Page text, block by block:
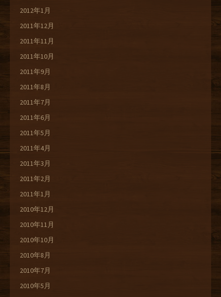
2012年1月
2011年12月
2011年11月
2011年10月
2011年9月
2011年8月
2011年7月
2011年6月
2011年5月
2011年4月
2011年3月
2011年2月
2011年1月
2010年12月
2010年11月
2010年10月
2010年8月
2010年7月
2010年5月